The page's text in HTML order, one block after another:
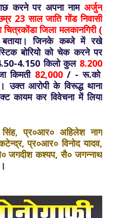
करने पर अपना नाम अर्जुन
23 साल जाति गोंड निवासी
जिला मलकानगिरी (
बताया। जिनके कब्जे में रखे
बोरियो को चेक करने पर
50-4.150 किलो कुल 8.200
किमती 82,000/ - रू.को
उक्त आरोपी के विरूद्ध थाना
कायम कर विवेचना में लिया
सिंह, प्र०आर० अहिलेश नाग
प्र०आर० विनोद यादव,
जगदीश कश्यप, सै० जगन्नाथ
।